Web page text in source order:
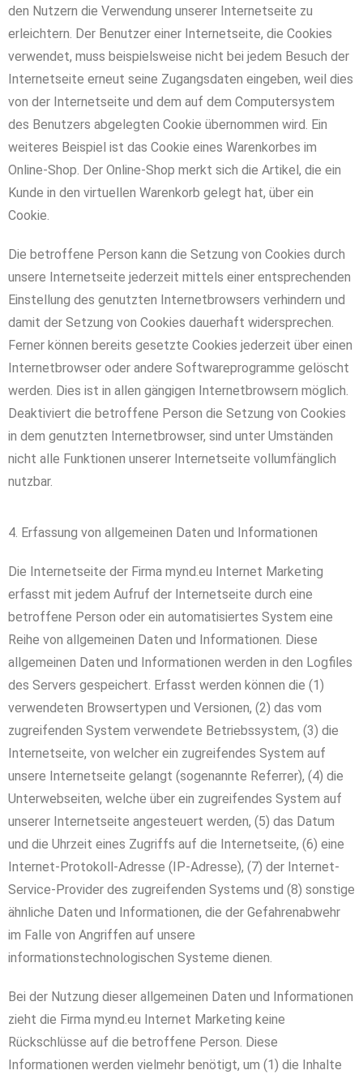
den Nutzern die Verwendung unserer Internetseite zu
erleichtern. Der Benutzer einer Internetseite, die Cookies
verwendet, muss beispielsweise nicht bei jedem Besuch der
Internetseite erneut seine Zugangsdaten eingeben, weil dies
von der Internetseite und dem auf dem Computersystem
des Benutzers abgelegten Cookie übernommen wird. Ein
weiteres Beispiel ist das Cookie eines Warenkorbes im
Online-Shop. Der Online-Shop merkt sich die Artikel, die ein
Kunde in den virtuellen Warenkorb gelegt hat, über ein
Cookie.
Die betroffene Person kann die Setzung von Cookies durch
unsere Internetseite jederzeit mittels einer entsprechenden
Einstellung des genutzten Internetbrowsers verhindern und
damit der Setzung von Cookies dauerhaft widersprechen.
Ferner können bereits gesetzte Cookies jederzeit über einen
Internetbrowser oder andere Softwareprogramme gelöscht
werden. Dies ist in allen gängigen Internetbrowsern möglich.
Deaktiviert die betroffene Person die Setzung von Cookies
in dem genutzten Internetbrowser, sind unter Umständen
nicht alle Funktionen unserer Internetseite vollumfänglich
nutzbar.
4. Erfassung von allgemeinen Daten und Informationen
Die Internetseite der Firma mynd.eu Internet Marketing
erfasst mit jedem Aufruf der Internetseite durch eine
betroffene Person oder ein automatisiertes System eine
Reihe von allgemeinen Daten und Informationen. Diese
allgemeinen Daten und Informationen werden in den Logfiles
des Servers gespeichert. Erfasst werden können die (1)
verwendeten Browsertypen und Versionen, (2) das vom
zugreifenden System verwendete Betriebssystem, (3) die
Internetseite, von welcher ein zugreifendes System auf
unsere Internetseite gelangt (sogenannte Referrer), (4) die
Unterwebseiten, welche über ein zugreifendes System auf
unserer Internetseite angesteuert werden, (5) das Datum
und die Uhrzeit eines Zugriffs auf die Internetseite, (6) eine
Internet-Protokoll-Adresse (IP-Adresse), (7) der Internet-
Service-Provider des zugreifenden Systems und (8) sonstige
ähnliche Daten und Informationen, die der Gefahrenabwehr
im Falle von Angriffen auf unsere
informationstechnologischen Systeme dienen.
Bei der Nutzung dieser allgemeinen Daten und Informationen
zieht die Firma mynd.eu Internet Marketing keine
Rückschlüsse auf die betroffene Person. Diese
Informationen werden vielmehr benötigt, um (1) die Inhalte